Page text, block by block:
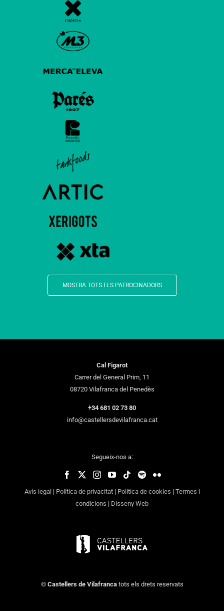
MOSTRA TOTS ELS PATROCINADORS
Cal Figarot
Carrer del General Prim, 11
08720 Vilafranca del Penedès
+34 681 02 73 80
info@castellersdevilafranca.cat
Segueix-nos a:
Avís legal | Política de privacitat| Política de cookies | Termes i
condicions | Disseny Web
© Castellers de Vilafrancatots els drets reservats